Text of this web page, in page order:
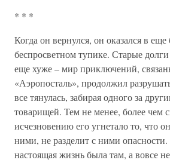
* * *
Когда он вернулся, он оказался в еще
беспросветном тупике. Старые
еще хуже – мир приключений,
«Аэропосталь», продолжил
все тянулась, забирая одного за
товарищей. Тем не менее, более чем
исчезновению его угнетало то, что
ними, не разделит с ними опасности.
настоящая жизнь была там, а вовсе